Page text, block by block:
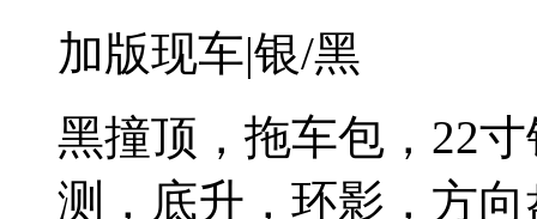
加版现车|银/黑
黑撞顶，拖车包，22
测，底升，环影，方